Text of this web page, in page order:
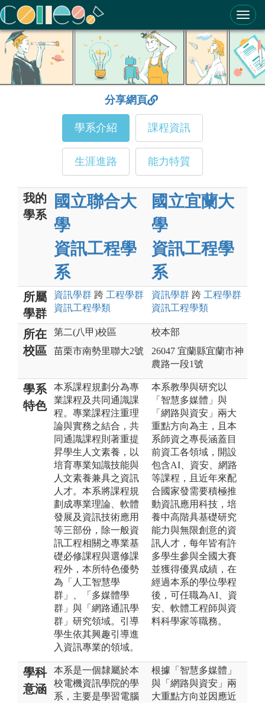
ColleGo! 大學選才與高中育才輔助系統
分享網頁
學系介紹 課程資訊
生涯進路 能力特質
我的
學系
國立聯合大
學
資訊工程學
系
國立宜蘭大
學
資訊工程學
系
所屬
學群
資訊學群 跨 工程學群
資訊工程學類
資訊學群 跨 工程學群
資訊工程學類
所在
校區
第二(八甲)校區
苗栗市南勢里聯大2號
校本部
26047 宜蘭縣宜蘭市神
農路一段1號
學系
特色
本系課程規劃分為專
業課程及共同通識課
程。專業課程注重理
論與實務之結合，共
同通識課程則著重提
昇學生人文素養，以
培育專業知識技能與
人文素養兼具之資訊
人才。本系將課程規
劃成專業理論、軟體
發展及資訊技術應用
等三部份，除一般資
訊工程相關之專業基
礎必修課程與選修課
程外，本所特色優勢
為「人工智慧學
群」、「多媒體學
群」與「網路通訊學
群」研究領域。引導
學生依其興趣引導進
入資訊專業的領域。
本系教學與研究以
「智慧多媒體」與
「網路與資安」兩大
重點方向為主，且本
系師資之專長涵蓋目
前資工各領域，開設
包含AI、資安、網路
等課程，且近年來配
合國家發需要積極推
動資訊應用科技，培
養中高階具基礎研究
能力與無限創意的資
訊人才，每年皆有許
多學生參與全國大賽
並獲得優異成績，在
經過本系的學位學程
後，可任職為AI、資
安、軟體工程師與資
料科學家等職務。
學科
意涵
本系是一個隸屬於本
校電機資訊學院的學
系，主要是學習電腦
根據「智慧多媒體」
與「網路與資安」兩
大重點方向並因應近